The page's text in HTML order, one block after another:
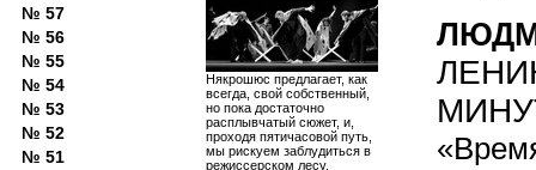
Някрошюс предлагает, как
всегда, свой собственный,
но пока достаточно
расплывчатый сюжет, и,
проходя пятичасовой путь,
мы рискуем заблудиться в
режиссерском лесу.
№ 57
№ 56
№ 55
№ 54
№ 53
№ 52
№ 51